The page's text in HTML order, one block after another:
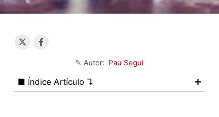
✎ Autor: Pau Segui
■ Índice Artículo ↴